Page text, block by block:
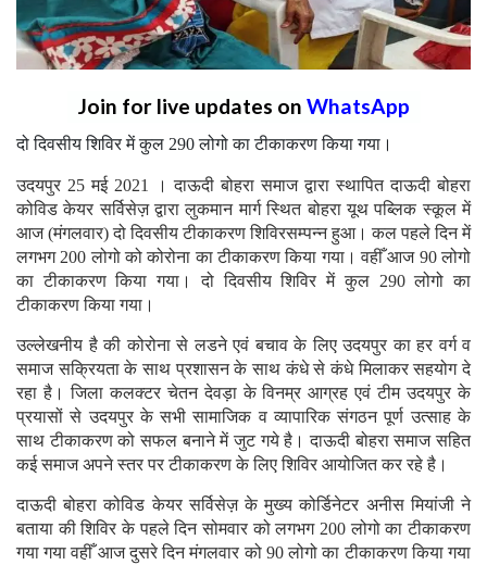
Join for live updates on WhatsApp
दो दिवसीय शिविर में कुल 290 लोगो का टीकाकरण किया गया।
उदयपुर 25 मई 2021 । दाऊदी बोहरा समाज द्वारा स्थापित दाऊदी बोहरा
कोविड केयर सर्विसेज़ द्वारा लुकमान मार्ग स्थित बोहरा यूथ पब्लिक स्कूल में
आज (मंगलवार) दो दिवसीय टीकाकरण शिविरसम्पन्न हुआ। कल पहले दिन में
लगभग 200 लोगो को कोरोना का टीकाकरण किया गया। वहीँ आज 90 लोगो
का टीकाकरण किया गया। दो दिवसीय शिविर में कुल 290 लोगो का
टीकाकरण किया गया।
उल्लेखनीय है की कोरोना से लडने एवं बचाव के लिए उदयपुर का हर वर्ग व
समाज सक्रियता के साथ प्रशासन के साथ कंधे से कंधे मिलाकर सहयोग दे
रहा है। जिला कलक्टर चेतन देवड़ा के विनम्र आग्रह एवं टीम उदयपुर के
प्रयासों से उदयपुर के सभी सामाजिक व व्यापारिक संगठन पूर्ण उत्साह के
साथ टीकाकरण को सफल बनाने में जुट गये है। दाऊदी बोहरा समाज सहित
कई समाज अपने स्तर पर टीकाकरण के लिए शिविर आयोजित कर रहे है।
दाऊदी बोहरा कोविड केयर सर्विसेज़ के मुख्य कोर्डिनेटर अनीस मियांजी ने
बताया की शिविर के पहले दिन सोमवार को लगभग 200 लोगो का टीकाकरण
गया गया वहीँ आज दुसरे दिन मंगलवार को 90 लोगो का टीकाकरण किया गया